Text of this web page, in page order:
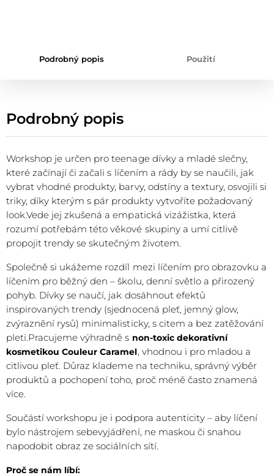
Podrobný popis Použití
Podrobný popis
Workshop je určen pro teenage dívky a mladé slečny,
které začínají či začali s líčením a rády by se naučili, jak
vybrat vhodné produkty, barvy, odstíny a textury, osvojili si
triky, díky kterým s pár produkty vytvoříte požadovaný
look.Vede jej zkušená a empatická vizážistka, která
rozumí potřebám této věkové skupiny a umí citlivě
propojit trendy se skutečným životem.
Společně si ukážeme rozdíl mezi líčením pro obrazovku a
líčením pro běžný den – školu, denní světlo a přirozený
pohyb. Dívky se naučí, jak dosáhnout efektů
inspirovaných trendy (sjednocená pleť, jemný glow,
zvýraznění rysů) minimalisticky, s citem a bez zatěžování
pleti.Pracujeme výhradně s non-toxic dekorativní
kosmetikou Couleur Caramel, vhodnou i pro mladou a
citlivou pleť. Důraz klademe na techniku, správný výběr
produktů a pochopení toho, proč méně často znamená
více.
Součástí workshopu je i podpora autenticity – aby líčení
bylo nástrojem sebevyjádření, ne maskou či snahou
napodobit obraz ze sociálních sítí.
Proč se nám líbí: